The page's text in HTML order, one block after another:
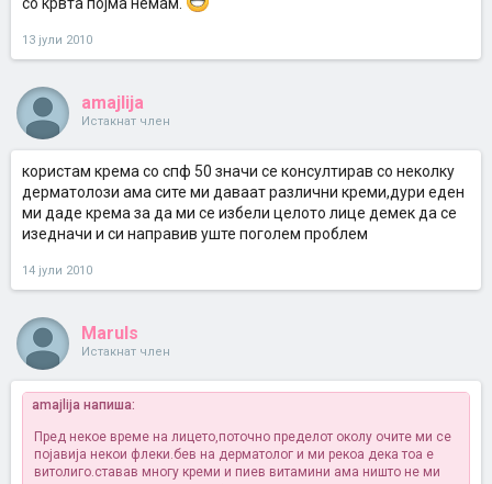
13 јули 2010
amajlija
Истакнат член
користам крема со спф 50 значи се консултирав со неколку
дерматолози ама сите ми даваат различни креми,дури еден
ми даде крема за да ми се избели целото лице демек да се
изедначи и си направив уште поголем проблем
14 јули 2010
Maruls
Истакнат член
amajlija напиша:
Пред некое време на лицето,поточно пределот околу очите ми се
појавија некои флеки.бев на дерматолог и ми рекоа дека тоа е
витолиго.ставав многу креми и пиев витамини ама ништо не ми